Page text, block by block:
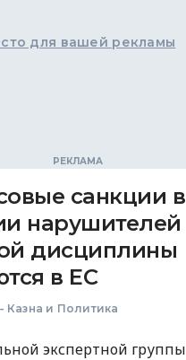
для вашей рекламы
санкции в
нарушителей
дисциплины
в ЕС
Казна и Политика
экспертной группы